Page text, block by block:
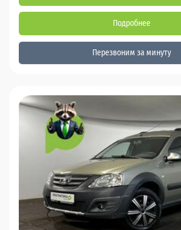
Подробнее
Перезвоним за минуту